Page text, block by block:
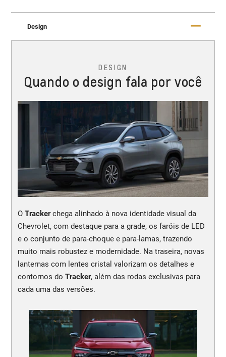
Design
DESIGN
Quando o design fala por você
O Trackerchega alinhado à nova identidade visual da
Chevrolet, com destaque para a grade, os faróis de LED
e o conjunto de para-choque e para-lamas, trazendo
muito mais robustez e modernidade. Na traseira, novas
lanternas com lentes cristal valorizam os detalhes e
contornos do Tracker, além das rodas exclusivas para
cada uma das versões.